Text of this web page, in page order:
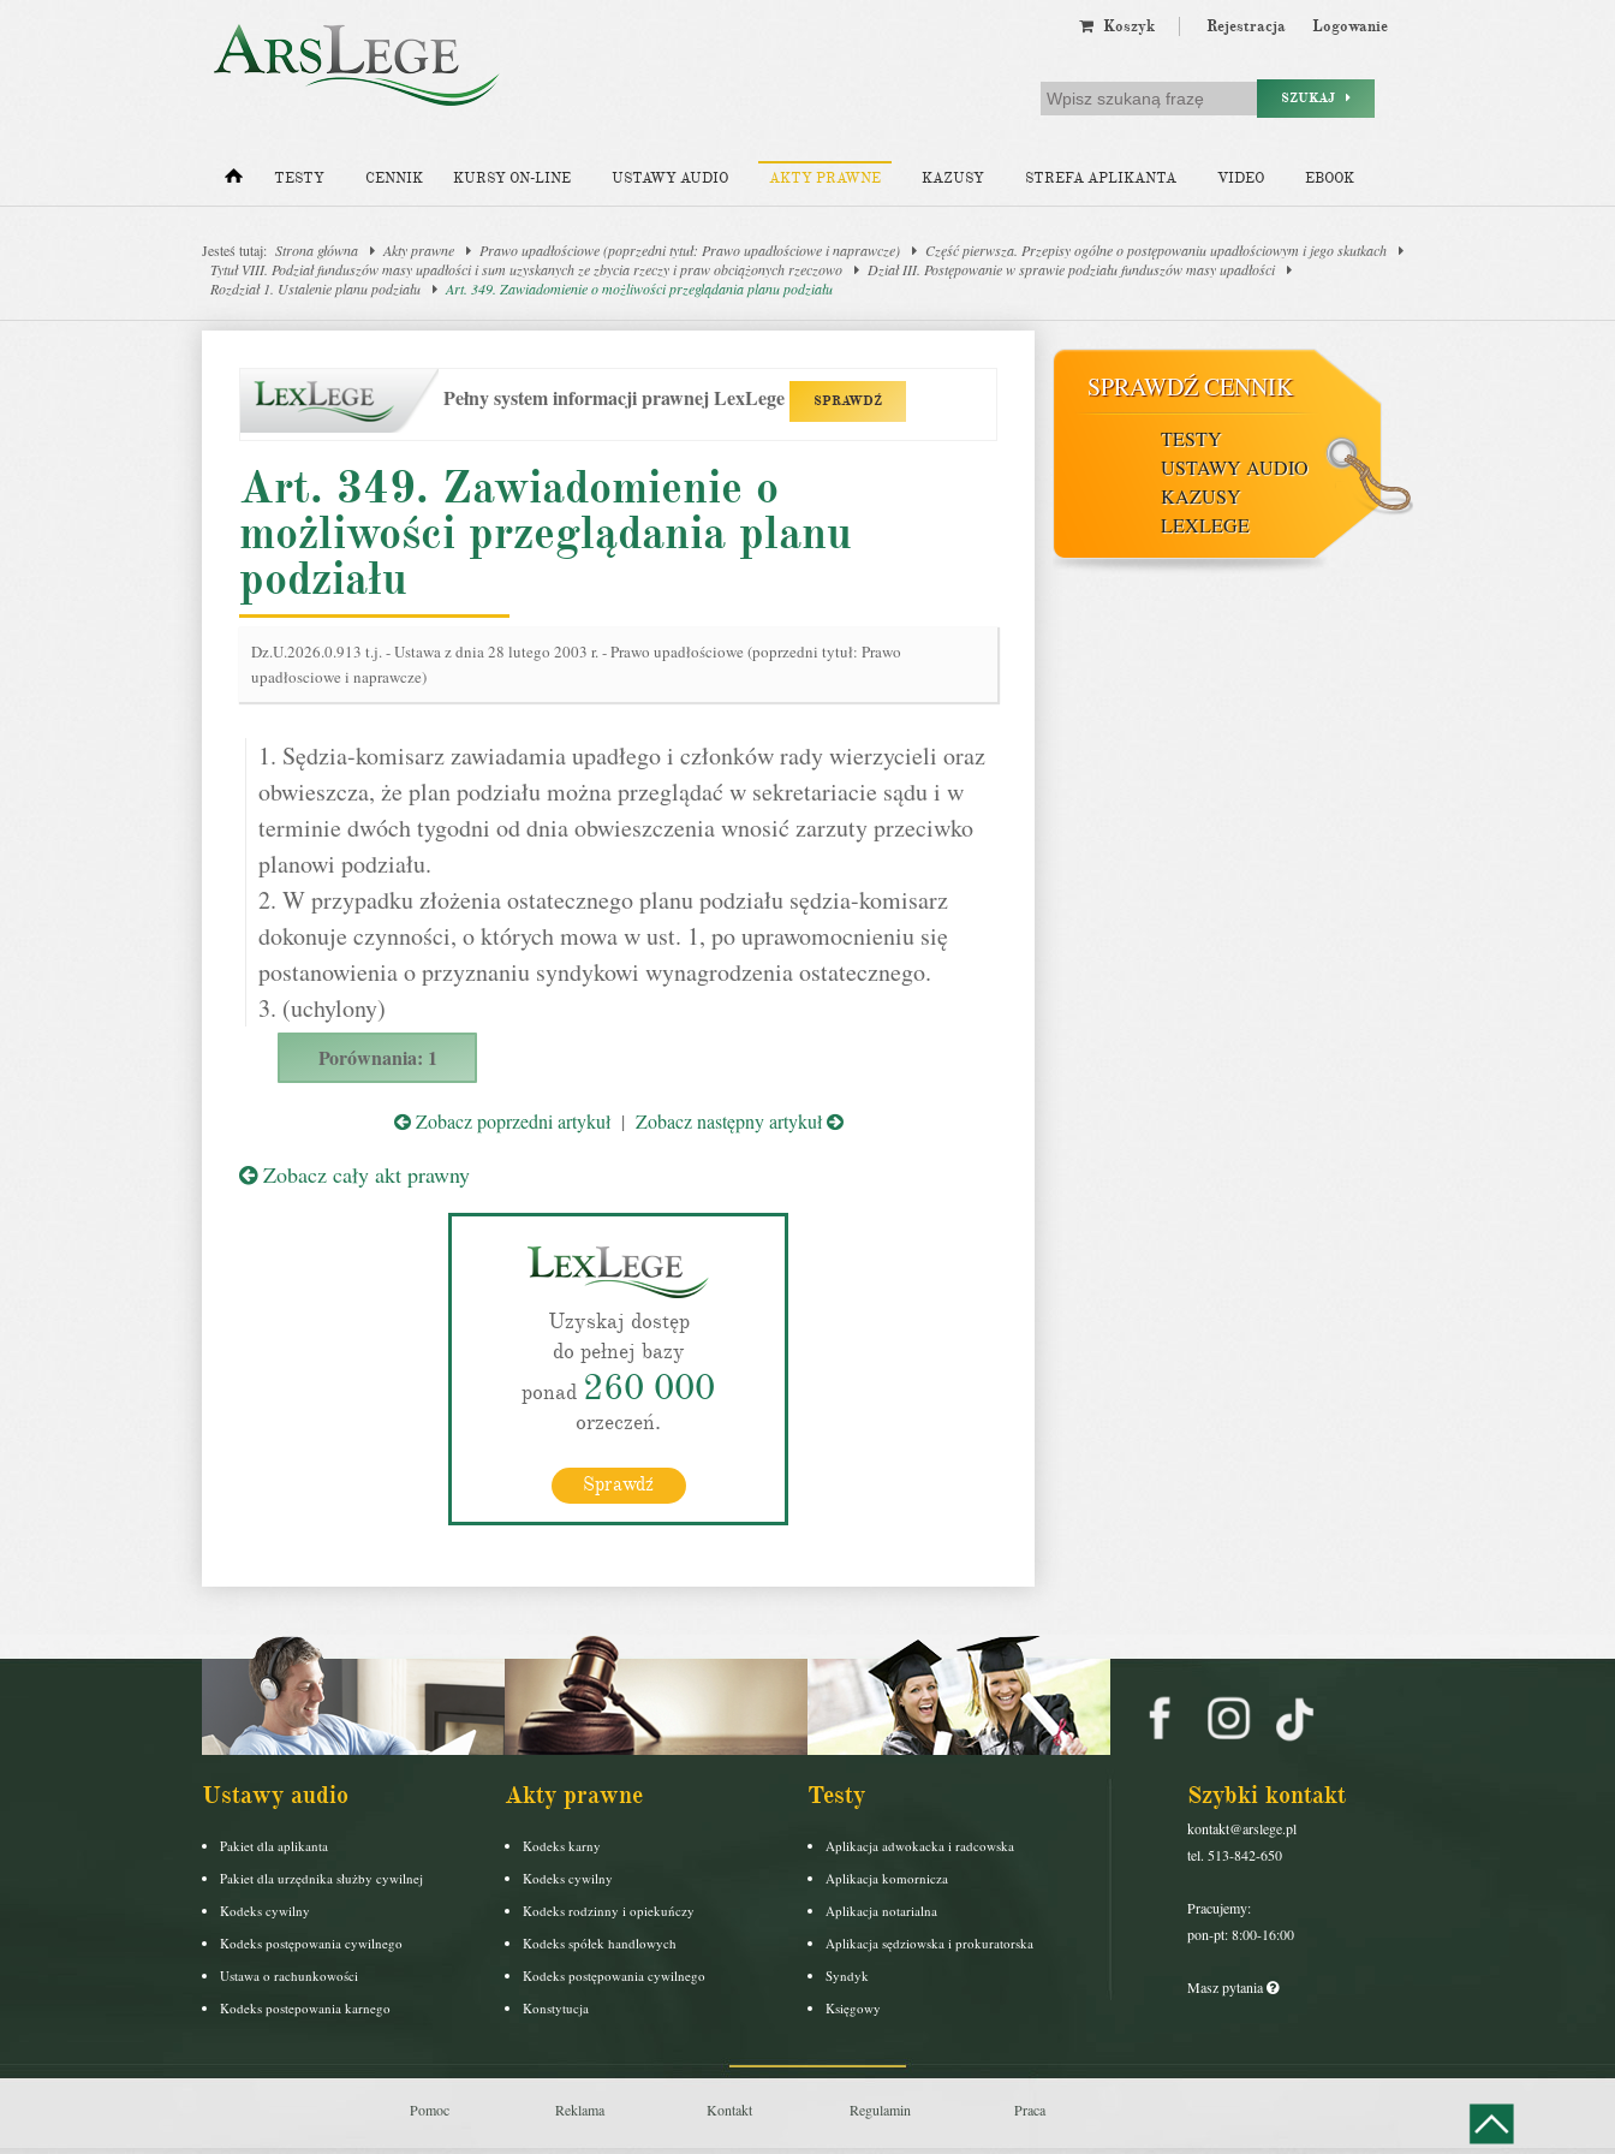
Koszyk Rejestracja Logowanie
SZUKAJ
TESTY CENNIK KURSY ON-LINE USTAWY AUDIO AKTY PRAWNE KAZUSY STREFA APLIKANTA VIDEO EBOOK
Jesteś tutaj: Strona główna Akty prawne Prawo upadłościowe (poprzedni tytuł: Prawo upadłościowe i naprawcze)
Część pierwsza. Przepisy ogólne o postępowaniu upadłościowym i jego skutkach
Tytuł VIII. Podział funduszów masy upadłości i sum uzyskanych ze zbycia rzeczy i praw obciążonych rzeczowo
Dział III. Postępowanie w sprawie podziału funduszów masy upadłości
Rozdział 1. Ustalenie planu podziału
Art. 349. Zawiadomienie o możliwości przeglądania planu podziału
Pełny system informacji prawnej LexLege SPRAWDŹ
Art. 349. Zawiadomienie o
możliwości przeglądania planu
podziału
Dz.U.2026.0.913 t.j.-Ustawa z dnia 28 lutego 2003 r. - Prawo upadłościowe (poprzedni tytuł: Prawo
upadłosciowe i naprawcze)
1. Sędzia-komisarz zawiadamia upadłego i członków rady wierzycieli oraz
obwieszcza, że plan podziału można przeglądać w sekretariacie sądu i w
terminie dwóch tygodni od dnia obwieszczenia wnosić zarzuty przeciwko
planowi podziału.
2. W przypadku złożenia ostatecznego planu podziału sędzia-komisarz
dokonuje czynności, o których mowa w ust. 1, po uprawomocnieniu się
postanowienia o przyznaniu syndykowi wynagrodzenia ostatecznego.
3. (uchylony)
Porównania: 1
Zobacz poprzedni artykuł| Zobacz następny artykuł
Zobacz cały akt prawny
Uzyskaj dostęp
do pełnej bazy
ponad 260 000
orzeczeń.
Sprawdź
SPRAWDŹ CENNIK
TESTY
USTAWY AUDIO
KAZUSY
LEXLEGE
Ustawy audio
Pakiet dla aplikanta
Pakiet dla urzędnika służby cywilnej
Kodeks cywilny
Kodeks postępowania cywilnego
Ustawa o rachunkowości
Kodeks postepowania karnego
Akty prawne
Kodeks karny
Kodeks cywilny
Kodeks rodzinny i opiekuńczy
Kodeks spółek handlowych
Kodeks postępowania cywilnego
Konstytucja
Testy
Aplikacja adwokacka i radcowska
Aplikacja komornicza
Aplikacja notarialna
Aplikacja sędziowska i prokuratorska
Syndyk
Księgowy
Szybki kontakt
kontakt@arslege.pl
tel. 513-842-650
Pracujemy:
pon-pt: 8:00-16:00
Masz pytania
Pomoc Reklama Kontakt Regulamin Praca